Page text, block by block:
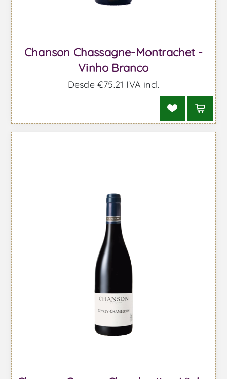
Chanson Chassagne-Montrachet -
Vinho Branco
Desde €75,21 IVA incl.